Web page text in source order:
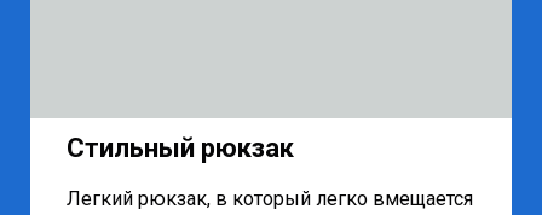
Стильный рюкзак
Легкий рюкзак, в который легко вмещается